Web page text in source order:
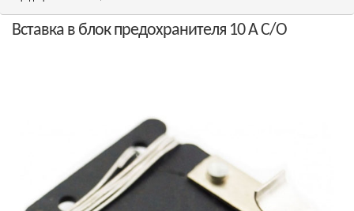
Вставка в блок предохранителя 10 А С/О